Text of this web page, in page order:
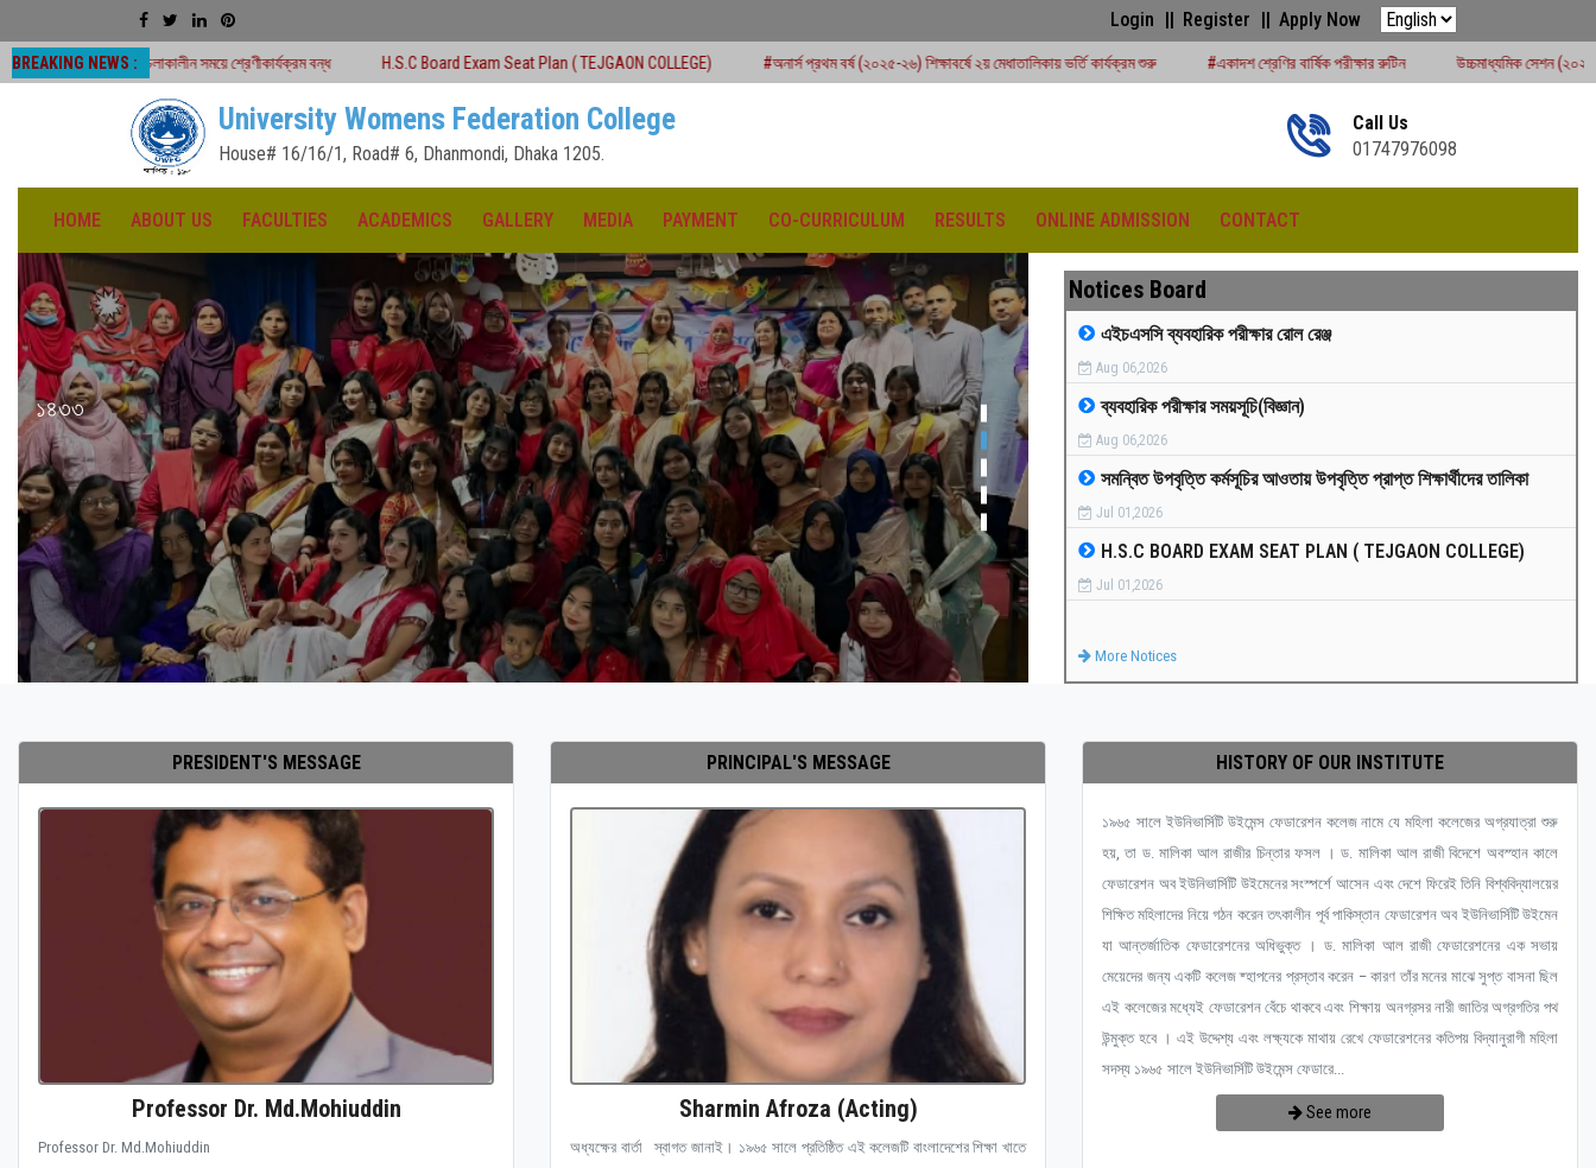
Login Register Apply Now
BREAKING NEWS :
সময়ে শ্রেণীকার্যক্রম বন্ধ H.S.C Board Exam Seat Plan ( TEJGAON COLLEGE) #অনার্স প্রথম বর্ষ (২০২৫-২৬) শিক্ষাবর্ষে ২য় মেধাতালিকায় ভর্তি কার্যক্রম শুরু #একাদশ শ্রেণির বার্ষিক পরীক্ষার রুটিন উচ্চমাধ্যমিক সেশন (২০২৪-২৫) পরীক্ষার্থীদের বোর্ড
University Womens Federation College
House# 16/16/1, Road# 6, Dhanmondi, Dhaka 1205.
Call Us
01747976098
HOME ABOUT US FACULTIES ACADEMICS GALLERY MEDIA PAYMENT CO-CURRICULUM RESULTS ONLINE ADMISSION CONTACT
১৪৩৩ ক্রীড়া প্রতিযোগিতা -২০২৫
Notices Board
এইচএসসি ব্যবহারিক পরীক্ষার রোল রেঞ্জ
Aug 06,2026
ব্যবহারিক পরীক্ষার সময়সূচি(বিজ্ঞান)
Aug 06,2026
সমন্বিত উপবৃত্তি কর্মসূচির আওতায় উপবৃত্তি প্রাপ্ত শিক্ষার্থীদের তালিকা
Jul 01,2026
H.S.C BOARD EXAM SEAT PLAN ( TEJGAON COLLEGE)
Jul 01,2026
More Notices
PRESIDENT'S MESSAGE
Professor Dr. Md.Mohiuddin
Professor Dr. Md.Mohiuddin
PRINCIPAL'S MESSAGE
Sharmin Afroza (Acting)
অধ্যক্ষের বার্তা স্বাগত জানাই। ১৯৬৫ সালে প্রতিষ্ঠিত এই কলেজটি বাংলাদেশের শিক্ষা খাতে
HISTORY OF OUR INSTITUTE
১৯৬৫ সালে ইউনিভার্সিটি উইমেন্স ফেডারেশন কলেজ নামে যে মহিলা কলেজের অগ্রযাত্রা শুরু
হয়, তা ড. মালিকা আল রাজীর চিন্তার ফসল । ড. মালিকা আল রাজী বিদেশে অবস্হান কালে
ফেডারেশন অব ইউনিভার্সিটি উইমেনের সংস্পর্শে আসেন এবং দেশে ফিরেই তিনি বিশ্ববিদ্যালয়ের
শিক্ষিত মহিলাদের নিয়ে গঠন করেন তৎকালীন পূর্ব পাকিস্তান ফেডারেশন অব ইউনিভার্সিটি উইমেন
যা আন্তর্জাতিক ফেডারেশনের অধিভুক্ত । ড. মালিকা আল রাজী ফেডারেশনের এক সভায়
মেয়েদের জন্য একটি কলেজ ষ্হাপনের প্রস্তাব করেন – কারণ তাঁর মনের মাঝে সুপ্ত বাসনা ছিল
এই কলেজের মধ্যেই ফেডারেশন বেঁচে থাকবে এবং শিক্ষায় অনগ্রসর নারী জাতির অগ্রগতির পথ
উন্মুক্ত হবে । এই উদ্দেশ্য এবং লক্ষ্যকে মাথায় রেখে ফেডারেশনের কতিপয় বিদ্যানুরাগী মহিলা
সদস্য ১৯৬৫ সালে ইউনিভার্সিটি উইমেন্স ফেডারে...
See more